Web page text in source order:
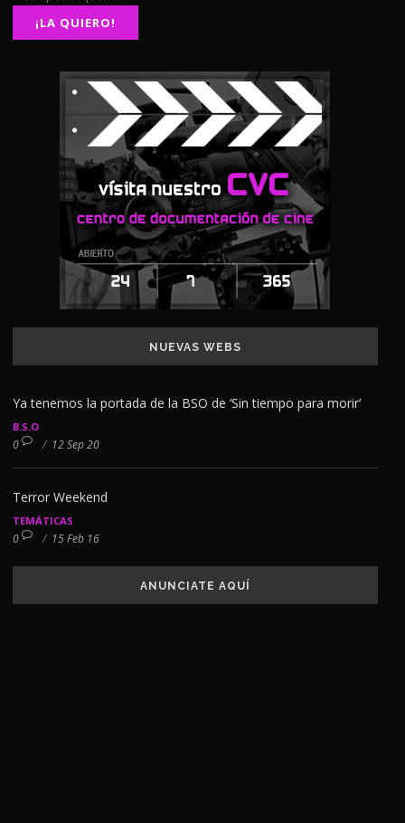
NUEVAS WEBS
Ya tenemos la portada de la BSO de ‘Sin tiempo para morir’
B.S.O
0 / 12 Sep 20
Terror Weekend
TEMÁTICAS
0 / 15 Feb 16
ANUNCIATE AQUÍ